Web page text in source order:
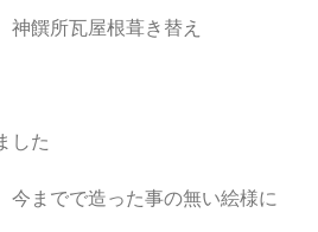
饌所瓦屋根葺き替え
した
今までで造った事の無い絵様に